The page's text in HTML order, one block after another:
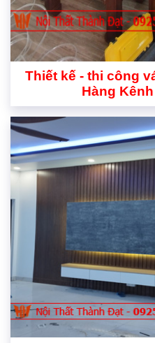
Thiết kế - thi công
Hàng